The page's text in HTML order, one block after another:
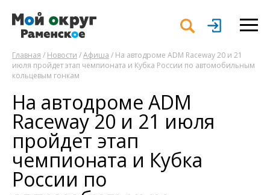
Главная / Новости /Афиша / На автодроме ADM Raceway 20 и 21
июля пройдет этап чемпионата и Кубка России по автомобильным
кольцевым гонкам
На автодроме ADM
Raceway 20 и 21 июля
пройдет этап
чемпионата и Кубка
России по